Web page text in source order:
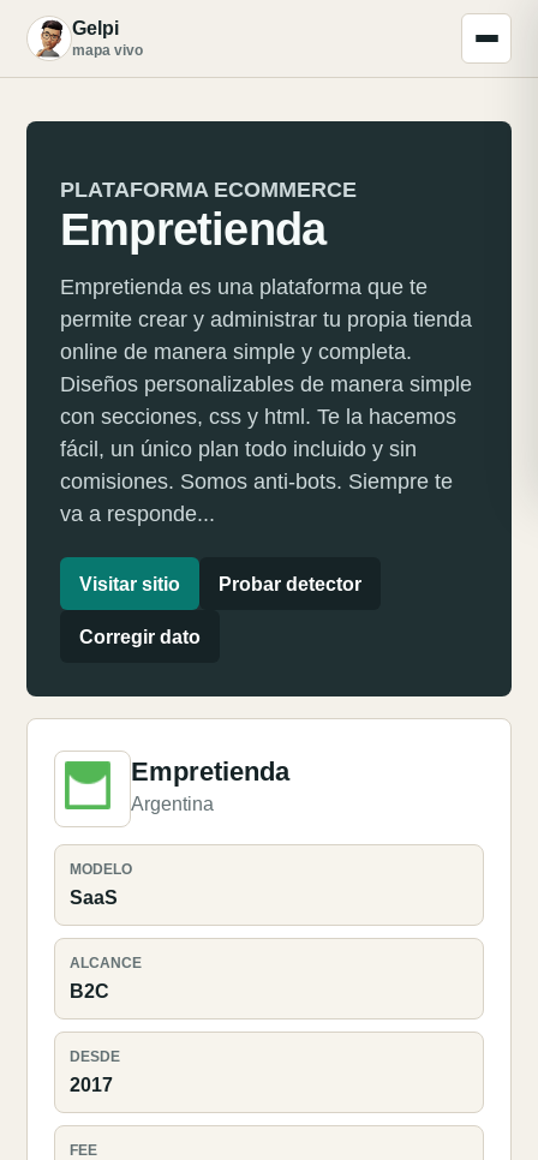
G Gelpi
mapa vivo
PLATAFORMA ECOMMERCE
Empretienda
Empretienda es una plataforma que te
permite crear y administrar tu propia tienda
online de manera simple y completa.
Diseños personalizables de manera simple
con secciones, css y html. Te la hacemos
fácil, un único plan todo incluido y sin
comisiones. Somos anti-bots. Siempre te
va a responde...
Visitar sitio Probar detector
Corregir dato
Empretienda
Argentina
MODELO
SaaS
ALCANCE
B2C
DESDE
2017
FEE